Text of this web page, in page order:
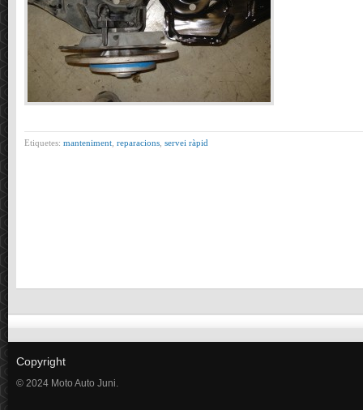
Etiquetes: manteniment reparacions servei ràpid
Copyright
© 2024 Moto Auto Juni.